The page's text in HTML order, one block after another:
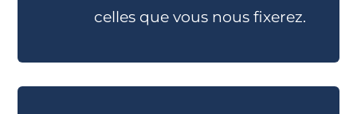
celles que vous nous fixerez.